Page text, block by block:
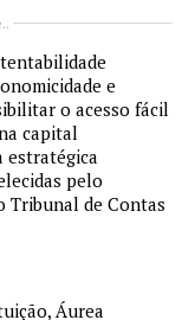
e
o acesso fácil
capital
estratégica
pelo
Tribunal de Contas
Áurea